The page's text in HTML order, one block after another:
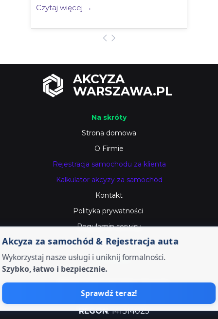
Akcyza za samochód & Rejestracja auta
Wykorzystaj nasze usługi i uniknij formalności.
Szybko, łatwo i bezpiecznie.
Sprawdź teraz!
AKCYZA
WARSZAWA.PL
O Firmie
Właściciel serwisu: Mariola
Ślęczkowska
REGON: 141314025
Na skróty
Strona domowa
O Firmie
Rejestracja samochodu za klienta
Kalkulator akcyzy za samochód
Kontakt
Polityka prywatności
Regulamin serwisu
Blog
Czytaj więcej →